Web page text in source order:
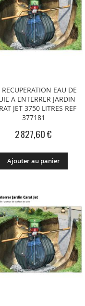
RECUPERATION EAU DE
A ENTERRER JARDIN
JET 3750 LITRES REF
377181
2 827,60 €
Ajouter au panier